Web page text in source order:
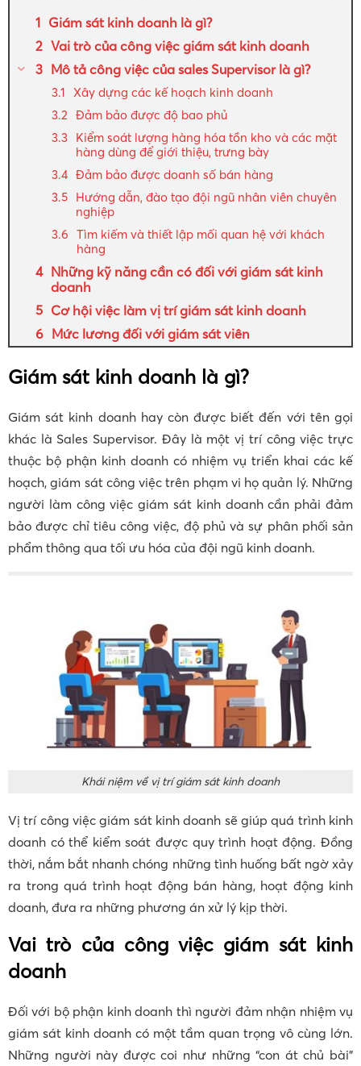
Giám sát kinh doanh là gì?
Vai trò của công việc giám sát kinh doanh
Mô tả công việc của sales Supervisor là gì?
Xây dựng các kế hoạch kinh doanh
Đảm bảo được độ bao phủ
Kiểm soát lượng hàng hóa tồn kho và các mặt
hàng dùng để giới thiệu, trưng bày
Đảm bảo được doanh số bán hàng
Hướng dẫn, đào tạo đội ngũ nhân viên chuyên
nghiệp
Tìm kiếm và thiết lập mối quan hệ với khách
hàng
Những kỹ năng cần có đối với giám sát kinh
doanh
Cơ hội việc làm vị trí giám sát kinh doanh
Mức lương đối với giám sát viên
Giám sát kinh doanh là gì?
Giám sát kinh doanh hay còn được biết đến với tên gọi
khác là Sales Supervisor. Đây là một vị trí công việc trực
thuộc bộ phận kinh doanh có nhiệm vụ triển khai các kế
hoạch, giám sát công việc trên phạm vi họ quản lý. Những
người làm công việc giám sát kinh doanh cần phải đảm
bảo được chỉ tiêu công việc, độ phủ và sự phân phối sản
phẩm thông qua tối ưu hóa của đội ngũ kinh doanh.
Khái niệm về vị trí giám sát kinh doanh
Vị trí công việc giám sát kinh doanh sẽ giúp quá trình kinh
doanh có thể kiểm soát được quy trình hoạt động. Đồng
thời, nắm bắt nhanh chóng những tình huống bất ngờ xảy
ra trong quá trình hoạt động bán hàng, hoạt động kinh
doanh, đưa ra những phương án xử lý kịp thời.
Vai trò của công việc giám sát kinh
doanh
Đối với bộ phận kinh doanh thì người đảm nhận nhiệm vụ
giám sát kinh doanh có một tầm quan trọng vô cùng lớn.
Những người này được coi như những “con át chủ bài”